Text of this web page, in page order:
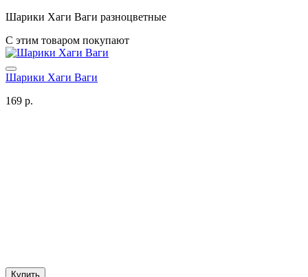
Шарики Хаги Ваги разноцветные
С этим товаром покупают
Шарики Хаги Ваги
169 р.
Купить